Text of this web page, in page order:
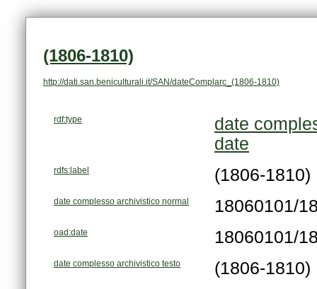
(1806-1810)
http://dati.san.beniculturali.it/SAN/dateComplarc_(1806-1810)
rdf:type
date
date
rdfs:label (1806-1810)
date complesso archivistico normal 18060101/
oad:date 18060101/
date complesso archivistico testo (1806-1810)